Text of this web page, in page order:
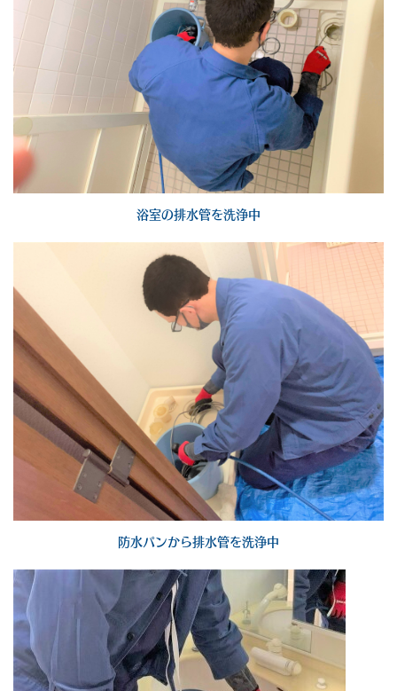
浴室の排水管を洗浄中
防水パンから排水管を洗浄中